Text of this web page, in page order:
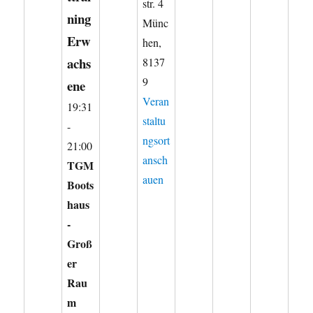
ning
Erw
achs
ene
19:31
-
21:00
TGM
Boots
haus
-
Groß
er
Rau
m
str. 4
Münc
hen,
8137
9
Veran
staltu
ngsort
ansch
auen